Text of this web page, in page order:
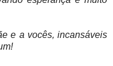
e a vocês, incansáveis